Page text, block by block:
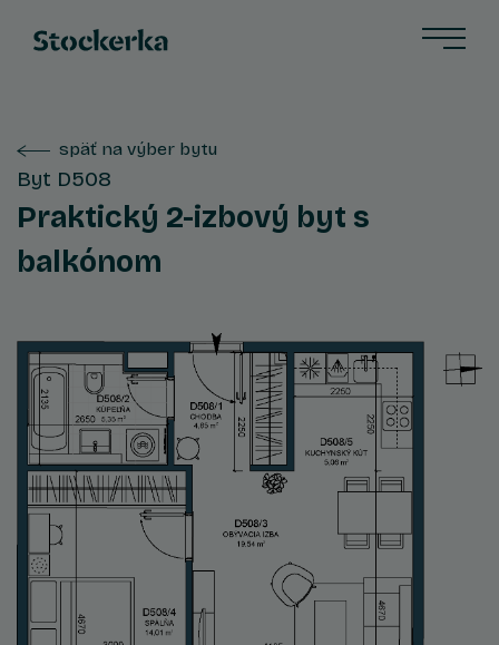
späť na výber bytu
Byt D508
Praktický 2-izbový byt s
balkónom